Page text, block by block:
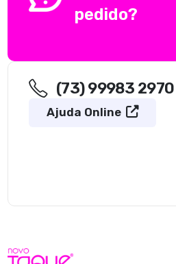
pedido?
(73) 99983 2970
Ajuda Online